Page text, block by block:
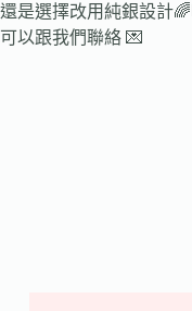
還是選擇改用純銀設計🌈
可以跟我們聯絡 💌